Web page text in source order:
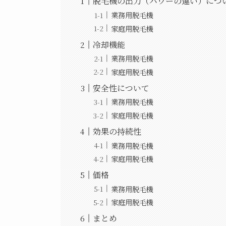
業務用脱毛機
家庭用脱毛機
冷却機能
業務用脱毛機
家庭用脱毛機
安全性について
業務用脱毛機
家庭用脱毛機
効果の持続性
業務用脱毛機
家庭用脱毛機
価格
業務用脱毛機
家庭用脱毛機
まとめ